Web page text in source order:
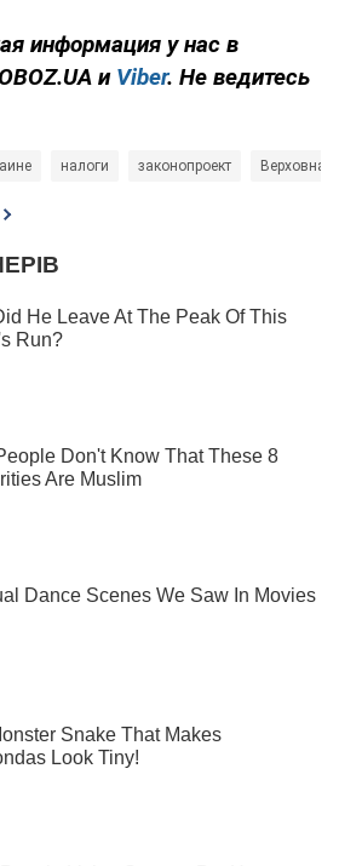
информация у нас в
OBOZ.UA и Viber. Не ведитесь
налоги законопроект